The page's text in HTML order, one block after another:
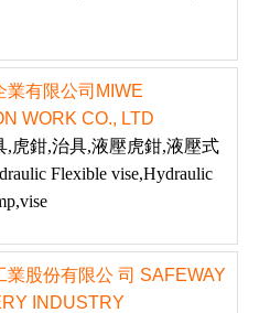
業有限公司MIWE
WORK CO., LTD
,虎鉗,治具,液壓虎鉗,液壓式
Flexible vise,Hydraulic
業股份有限公 司 SAFEWAY
INDUSTRY